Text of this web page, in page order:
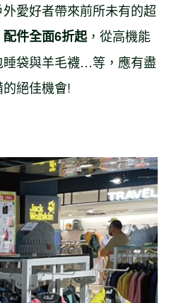
愛好者帶來前所未有的超
件全面6折起 ，從高機能
睡袋與羊毛襪…等，應有盡
絕佳機會!